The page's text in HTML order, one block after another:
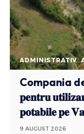
ADMINISTRATIV
Compania
𝐩𝐞𝐧𝐭𝐫𝐮
𝐩𝐨𝐭𝐚𝐛𝐢𝐥𝐞 𝐩𝐞
9 AUGUST 2026